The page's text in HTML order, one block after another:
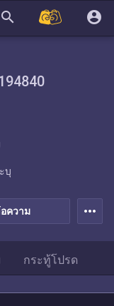
search account_circle
ความ
บุ
more_horiz
กระทู้โปรด